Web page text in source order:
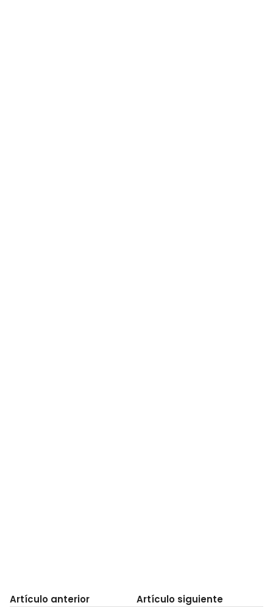
Artículo anterior Artículo siguiente